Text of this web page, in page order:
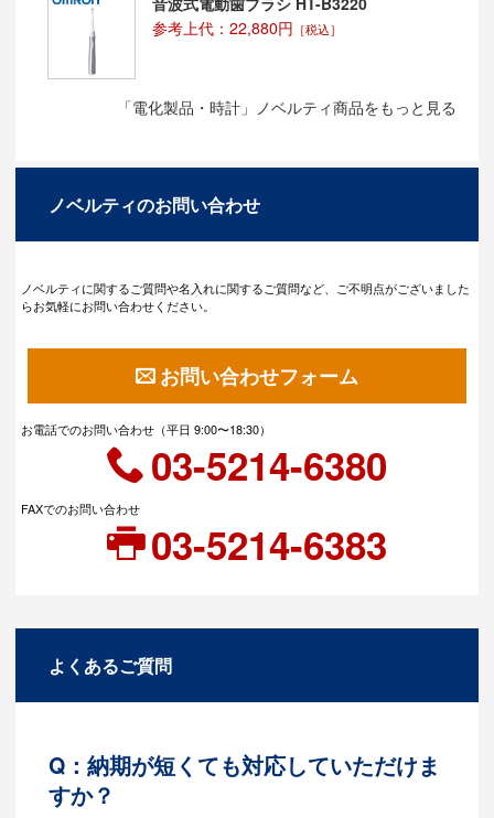
参考上代：22,880円 ［税込］
「電化製品・時計」ノベルティ商品をもっと見る
ノベルティのお問い合わせ
ノベルティに関するご質問や名入れに関するご質問など、ご不明点がございました
らお気軽にお問い合わせください。
お問い合わせフォーム
お電話でのお問い合わせ（平日 9:00〜18:30）
03-5214-6380
FAXでのお問い合わせ
03-5214-6383
よくあるご質問
Q：納期が短くても対応していただけま
すか？